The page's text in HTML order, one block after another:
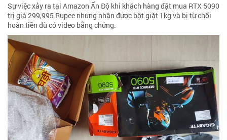
Sự việc xảy ra tại Amazon Ấn Độ khi khách hàng đặt mua RTX 5090
trị giá 299,995 Rupee nhưng nhận được bột giặt 1kg và bị từ chối
hoàn tiền dù có video bằng chứng.